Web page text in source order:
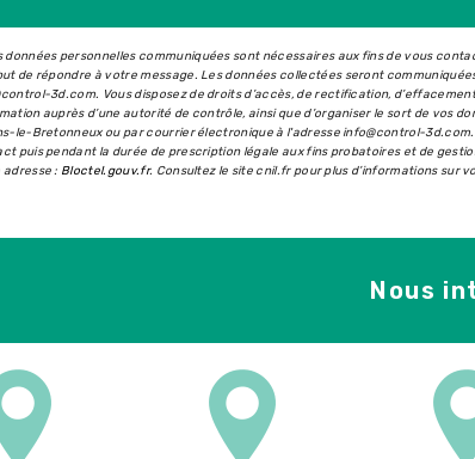
données personnelles communiquées sont nécessaires aux fins de vous
de répondre à votre message. Les données collectées seront
3d.com. Vous disposez de droits d’accès, de rectification,
auprès d’une autorité de contrôle, ainsi que d’organiser le sort de vos
le-Bretonneux ou par courrier électronique à l'adresse info@control-
puis pendant la durée de prescription légale aux fins probatoires et de
: Bloctel.gouv.fr. Consultez le site cnil.fr pour plus d’informations sur
Nous